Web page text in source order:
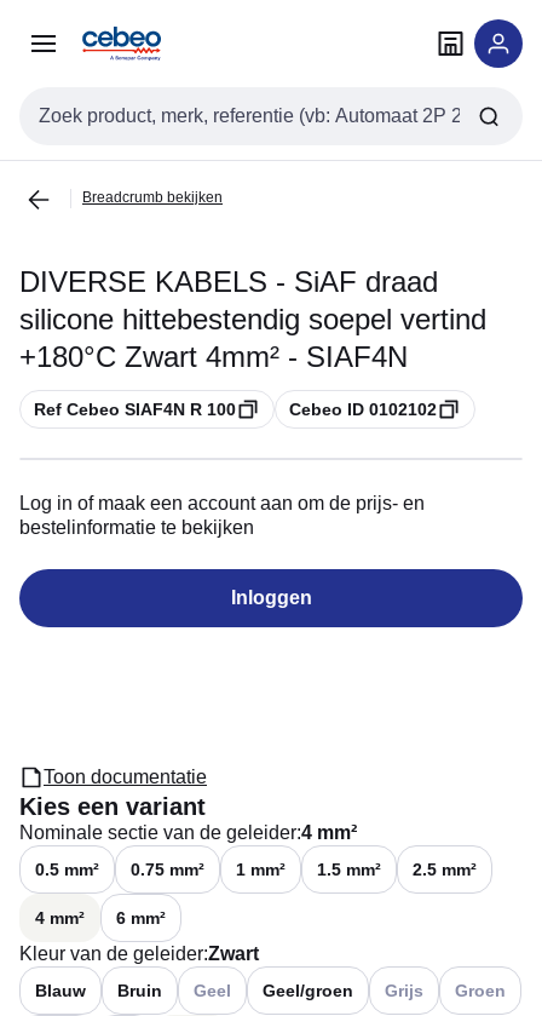
naar
naar
Zoekveld invoer
Breadcrumb bekijken
DIVERSE KABELS - SiAF draad
silicone hittebestendig soepel vertind
+180°C Zwart 4mm² - SIAF4N
Kopiëren
Ref Cebeo SIAF4N R 100 Kopiëren
Cebeo ID 0102102
Log in of maak een account aan om de prijs- en
bestelinformatie te bekijken
Inloggen
Toon documentatie
Kies een variant
Nominale sectie van de geleider:4 mm²
0.5 mm² 0.75 mm² 1 mm² 1.5 mm² 2.5 mm²
4 mm² 6 mm²
Kleur van de geleider:Zwart
Blauw Bruin
Andere varianten (Huidige combinatie niet
Geel Geel/groen
Andere varianten
Grijs
Andere
Groen